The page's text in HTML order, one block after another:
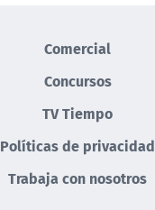
Comercial
Concursos
TV Tiempo
Políticas de privacidad
Trabaja con nosotros